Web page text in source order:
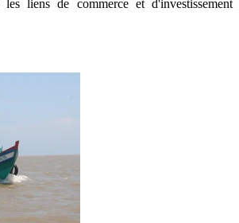
liens de commerce et d'investissement